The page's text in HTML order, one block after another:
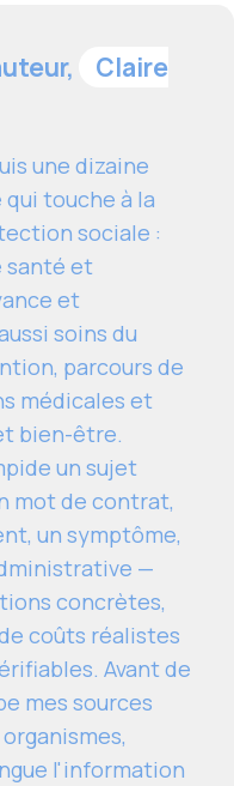
Claire
une dizaine
touche à la
sociale :
santé et
et
soins du
parcours de
médicales et
bien-être.
un sujet
mot de contrat,
un symptôme,
—
concrètes,
coûts réalistes
Avant de
mes sources
l'information